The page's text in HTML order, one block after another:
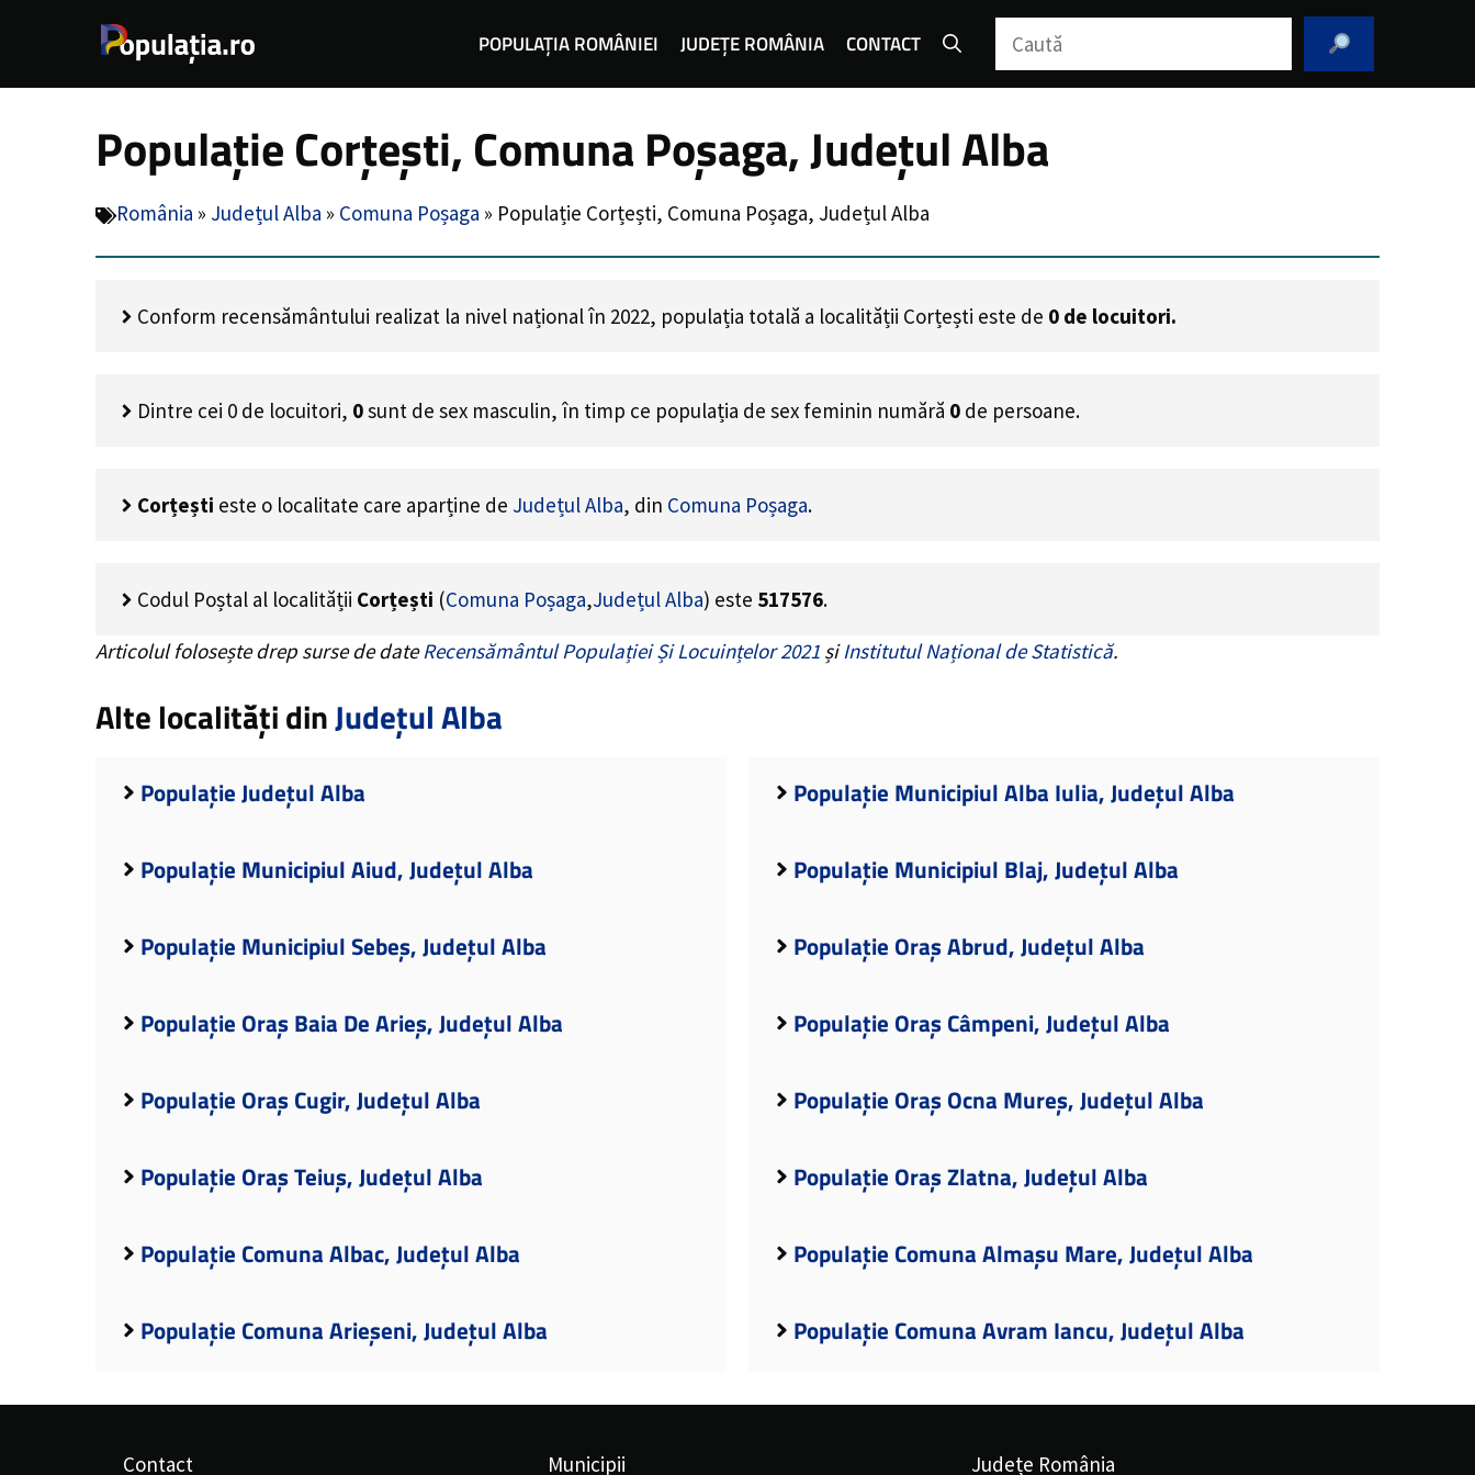
POPULAȚIA ROMÂNIEI JUDEȚE ROMÂNIA CONTACT Caută
Populație Corțești, Comuna Poșaga, Județul Alba
România » Județul Alba » Comuna Poșaga » Populație Corțești, Comuna Poșaga, Județul Alba
Conform recensământului realizat la nivel național în 2022, populația totală a localității Corțești este de 0 de locuitori.
Dintre cei 0 de locuitori, 0sunt de sex masculin, în timp ce populația de sex feminin numără 0 de persoane.
Corțești este o localitate care aparține de Județul Alba, din Comuna Poșaga.
Codul Poștal al localității Corțești (Comuna Poșaga,Județul Alba) este 517576.
Articolul folosește drep surse de dateRecensământul Populației Și Locuințelor 2021 șiInstitutul Național de Statistică.
Alte localități dinJudețul Alba
Populație Județul Alba Populație Municipiul Alba Iulia, Județul Alba
Populație Municipiul Aiud, Județul Alba Populație Municipiul Blaj, Județul Alba
Populație Municipiul Sebeș, Județul Alba Populație Oraș Abrud, Județul Alba
Populație Oraș Baia De Arieș, Județul Alba Populație Oraș Câmpeni, Județul Alba
Populație Oraș Cugir, Județul Alba Populație Oraș Ocna Mureș, Județul Alba
Populație Oraș Teiuș, Județul Alba Populație Oraș Zlatna, Județul Alba
Populație Comuna Albac, Județul Alba Populație Comuna Almașu Mare, Județul Alba
Populație Comuna Arieșeni, Județul Alba Populație Comuna Avram Iancu, Județul Alba
Contact Municipii Județe România